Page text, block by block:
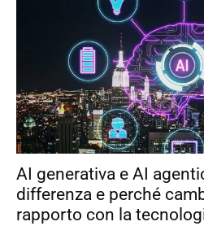
AI generativa e AI
differenza e perché
rapporto con la